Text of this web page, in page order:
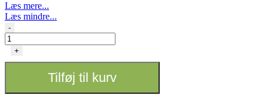
Læs mere...
Læs mindre...
CANNA
Lecakugler
50
-
+
Tilføj til kurv